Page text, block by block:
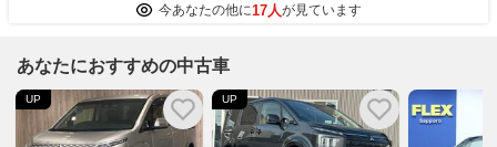
今あなたの他に17人が見ています
あなたにおすすめの中古車
UP UP